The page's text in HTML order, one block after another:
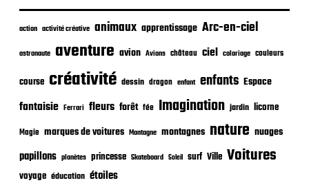
l
i
a
i
n
action activité créative animaux apprentissage Arc-en-ciel
astronaute aventure avion Avions château ciel coloriage couleurs
course créativité dessin dragon enfant enfants Espace
fantaisie Ferrari fleurs forêt fée Imagination jardin licorne
Magie marques de voitures Montagne montagnes nature nuages
papillons planètes princesse Skateboard Soleil surf Ville Voitures
voyage éducation étoiles